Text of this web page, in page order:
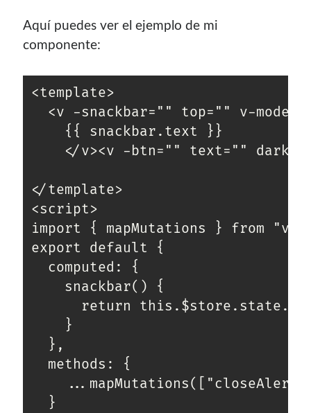
Aquí puedes ver el ejemplo de mi
componente:
<template>
<v -snackbar="" top="" v-
    {{ snackbar.text }}
</v><v -btn="" text=""
</template>
<script>
import { mapMutations } from
export default {
  computed: {
    snackbar() {
return
    }
  },
  methods: {
  }